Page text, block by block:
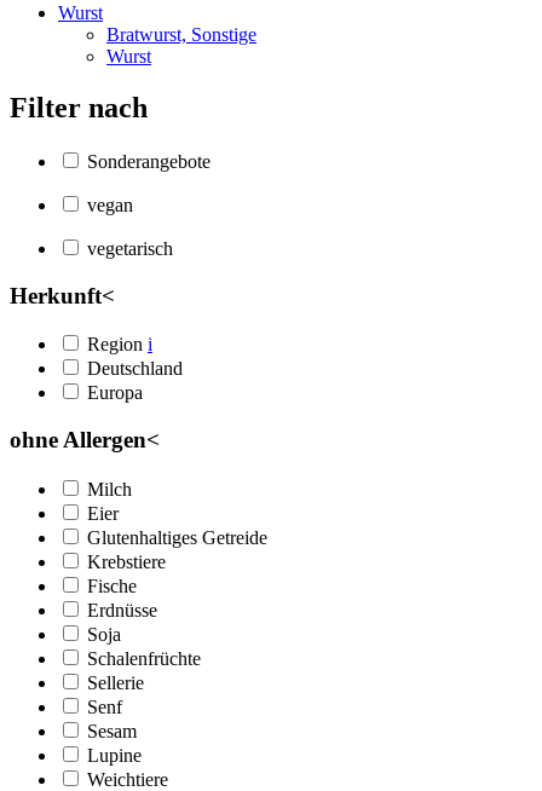
Wurst
Bratwurst, Sonstige
Wurst
Filter nach
Sonderangebote
vegan
vegetarisch
Herkunft<
Region i
Deutschland
Europa
ohne Allergen<
Milch
Eier
Glutenhaltiges Getreide
Krebstiere
Fische
Erdnüsse
Soja
Schalenfrüchte
Sellerie
Senf
Sesam
Lupine
Weichtiere